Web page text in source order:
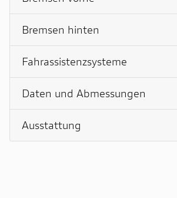
Bremsen hinten
Fahrassistenzsysteme
Daten und Abmessungen
Ausstattung